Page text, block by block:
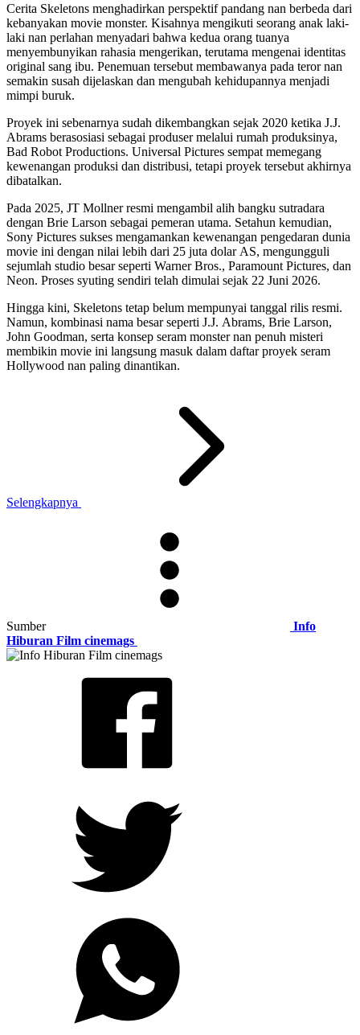
Cerita Skeletons menghadirkan perspektif pandang nan berbeda dari
kebanyakan movie monster. Kisahnya mengikuti seorang anak laki-
laki nan perlahan menyadari bahwa kedua orang tuanya
menyembunyikan rahasia mengerikan, terutama mengenai identitas
original sang ibu. Penemuan tersebut membawanya pada teror nan
semakin susah dijelaskan dan mengubah kehidupannya menjadi
mimpi buruk.
Proyek ini sebenarnya sudah dikembangkan sejak 2020 ketika J.J.
Abrams berasosiasi sebagai produser melalui rumah produksinya,
Bad Robot Productions. Universal Pictures sempat memegang
kewenangan produksi dan distribusi, tetapi proyek tersebut akhirnya
dibatalkan.
Pada 2025, JT Mollner resmi mengambil alih bangku sutradara
dengan Brie Larson sebagai pemeran utama. Setahun kemudian,
Sony Pictures sukses mengamankan kewenangan pengedaran dunia
movie ini dengan nilai lebih dari 25 juta dolar AS, mengungguli
sejumlah studio besar seperti Warner Bros., Paramount Pictures, dan
Neon. Proses syuting sendiri telah dimulai sejak 22 Juni 2026.
Hingga kini, Skeletons tetap belum mempunyai tanggal rilis resmi.
Namun, kombinasi nama besar seperti J.J. Abrams, Brie Larson,
John Goodman, serta konsep seram monster nan penuh misteri
membikin movie ini langsung masuk dalam daftar proyek seram
Hollywood nan paling dinantikan.
Selengkapnya
Sumber
Info
Hiburan Film cinemags